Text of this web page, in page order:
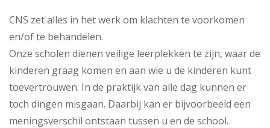
CNS zet alles in het werk om klachten te voorkomen
en/of te behandelen.
Onze scholen dienen veilige leerplekken te zijn, waar de
kinderen graag komen en aan wie u de kinderen kunt
toevertrouwen. In de praktijk van alle dag kunnen er
toch dingen misgaan. Daarbij kan er bijvoorbeeld een
meningsverschil ontstaan tussen u en de school.